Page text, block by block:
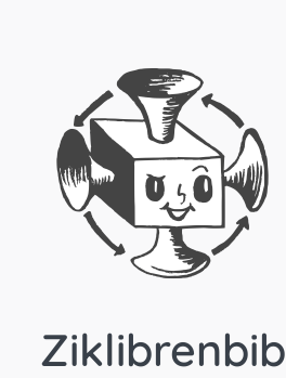
Ziklibrenbib